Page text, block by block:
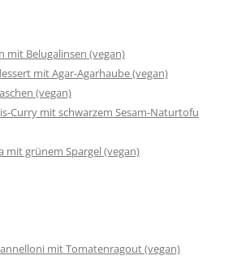
mit Belugalinsen (vegan)
mit Agar-Agarhaube (vegan)
(vegan)
Curry mit schwarzem Sesam-Naturtofu
mit grünem Spargel (vegan)
mit Tomatenragout (vegan)